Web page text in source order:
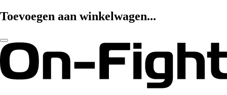
Toevoegen aan winkelwagen...